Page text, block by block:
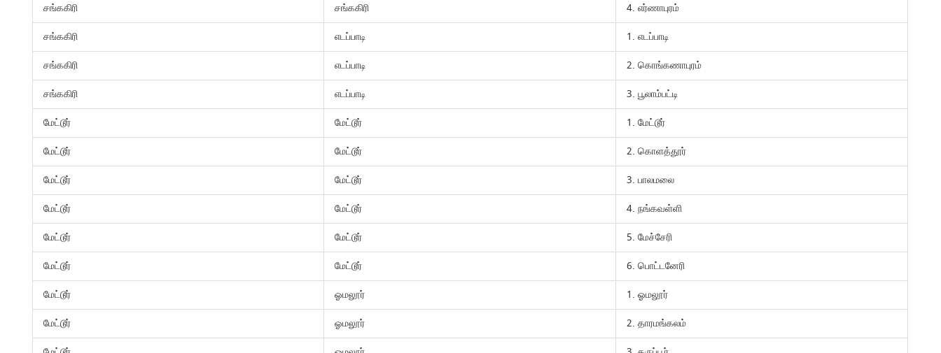
சங்ககிரி
சங்ககிரி
4. எர்ணாபுரம்
சங்ககிரி
எடப்பாடி
1. எடப்பாடி
சங்ககிரி
எடப்பாடி
2. கொங்கணாபுரம்
சங்ககிரி
எடப்பாடி
3. பூலாம்பட்டி
மேட்டூர்
மேட்டூர்
1. மேட்டூர்
மேட்டூர்
மேட்டூர்
2. கொளத்தூர்
மேட்டூர்
மேட்டூர்
3. பாலமலை
மேட்டூர்
மேட்டூர்
4. நங்கவள்ளி
மேட்டூர்
மேட்டூர்
5. மேச்சேரி
மேட்டூர்
மேட்டூர்
6. பொட்டனேரி
மேட்டூர்
ஓமலூர்
1. ஓமலூர்
மேட்டூர்
ஓமலூர்
2. தாரமங்கலம்